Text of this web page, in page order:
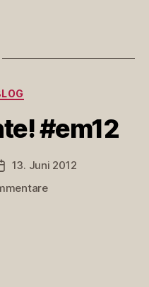
#em12
13. Juni 2012
zu